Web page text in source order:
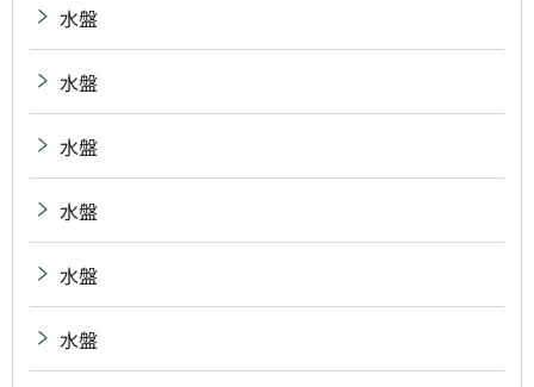
水盤
水盤
水盤
水盤
水盤
水盤